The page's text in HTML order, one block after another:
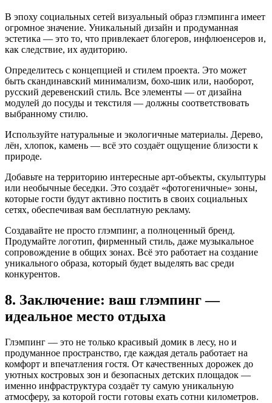
В эпоху социальных сетей визуальный образ глэмпинга имеет
огромное значение. Уникальный дизайн и продуманная
эстетика — это то, что привлекает блогеров, инфлюенсеров и,
как следствие, их аудиторию.
Определитесь с концепцией и стилем проекта. Это может
быть скандинавский минимализм, бохо-шик или, наоборот,
русский деревенский стиль. Все элементы — от дизайна
модулей до посуды и текстиля — должны соответствовать
выбранному стилю.
Используйте натуральные и экологичные материалы. Дерево,
лён, хлопок, камень — всё это создаёт ощущение близости к
природе.
Добавьте на территорию интересные арт-объекты, скульптуры
или необычные беседки. Это создаёт «фотогеничные» зоны,
которые гости будут активно постить в своих социальных
сетях, обеспечивая вам бесплатную рекламу.
Создавайте не просто глэмпинг, а полноценный бренд.
Продумайте логотип, фирменный стиль, даже музыкальное
сопровождение в общих зонах. Всё это работает на создание
уникального образа, который будет выделять вас среди
конкурентов.
8. Заключение: ваш глэмпинг —
идеальное место отдыха
Глэмпинг — это не только красивый домик в лесу, но и
продуманное пространство, где каждая деталь работает на
комфорт и впечатления гостя. От качественных дорожек до
уютных костровых зон и безопасных детских площадок —
именно инфраструктура создаёт ту самую уникальную
атмосферу, за которой гости готовы ехать сотни километров.